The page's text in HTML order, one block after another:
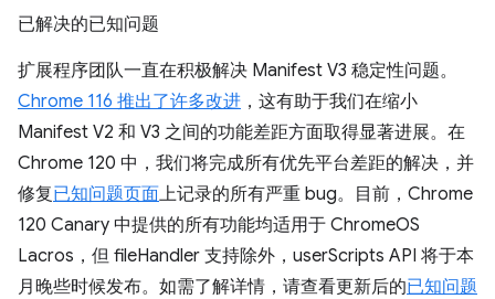
已解决的已知问题
扩展程序团队一直在积极解决 Manifest V3 稳定性问题。
Chrome 116 推出了许多改进 ，这有助于我们在缩小
Manifest V2 和 V3 之间的功能差距方面取得显著进展。在
Chrome 120 中，我们将完成所有优先平台差距的解决，并
修复已知问题页面上记录的所有严重 bug。目前，Chrome
120 Canary 中提供的所有功能均适用于 ChromeOS
Lacros，但 fileHandler 支持除外，userScripts API 将于本
月晚些时候发布。如需了解详情，请查看更新后的已知问题